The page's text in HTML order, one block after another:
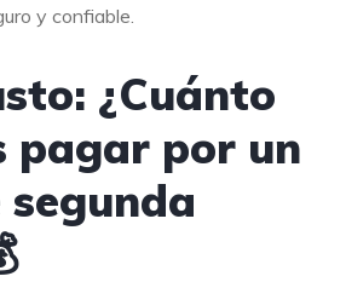
y confiable.
¿Cuánto
pagar por un
segunda